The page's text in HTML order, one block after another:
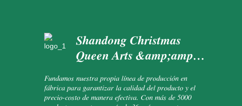
Shandong Christmas
Queen Arts &amp;amp;
Fundamos nuestra propia línea de producción en
fábrica para garantizar la calidad del producto y el
precio-costo de manera efectiva. Con más de 5000